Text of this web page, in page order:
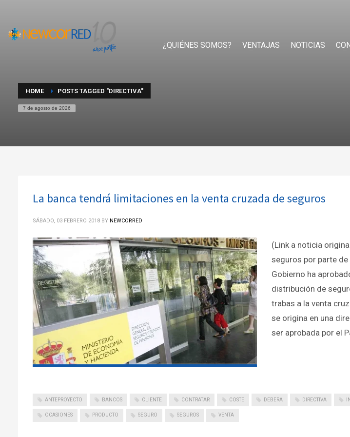
¿QUIÉNES SOMOS? VENTAJAS NOTICIAS
HOME POSTS TAGGED "DIRECTIVA"
7 de agosto de 2026
La banca tendrá limitaciones en la venta cruzada de seguros
SÁBADO, 03 FEBRERO 2018 BY NEWCORRED
(Link a noticia
seguros por parte de
Gobierno ha
distribución de
trabas a la venta
se origina en una
ser aprobada por el
ANTEPROYECTO BANCOS CLIENTE CONTRATAR COSTE DEBERA DIRECTIVA
OCASIONES PRODUCTO SEGURO SEGUROS VENTA